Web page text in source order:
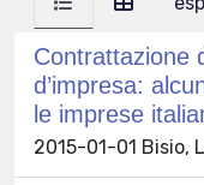
Contrattazione
d’impresa:
le imprese
2015-01-01 Bisio,